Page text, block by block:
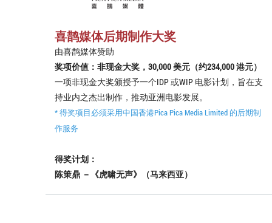
喜鹊媒体后期制作大奖
由喜鹊媒体赞助
奖项价值：非现金大奖，30,000 美元（约234,000 港元）
一项非现金大奖颁授予一个IDP 或WIP 电影计划，旨在支
持业内之杰出制作，推动亚洲电影发展。
* 得奖项目必须采用中国香港Pica Pica Media Limited 的后期制
作服务
得奖计划：
陈策鼎 －《虎啸无声》（马来西亚）